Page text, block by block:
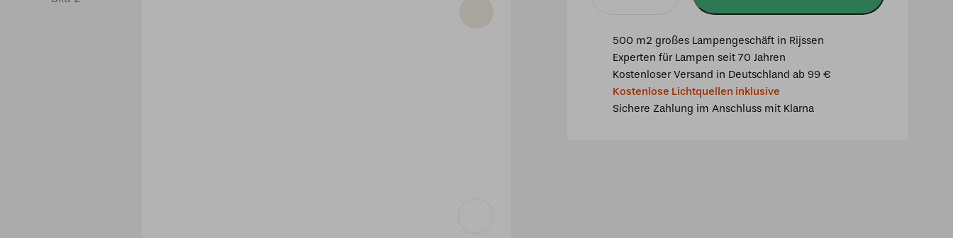
Flower
500 m2 großes Lampengeschäft in Rijssen
Experten für Lampen seit 70 Jahren
Kostenloser Versand in Deutschland ab 99 €
Kostenlose Lichtquellen inklusive
Sichere Zahlung im Anschluss mit Klarna